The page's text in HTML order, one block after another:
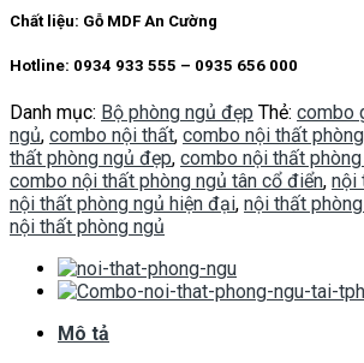
Chất liệu: Gỗ MDF An Cường
Hotline: 0934 933 555 – 0935 656 000
Danh mục: Bộ phòng ngủ đẹp Thẻ: combo
ngủ, combo nội thất, combo nội thất
thất phòng ngủ đẹp, combo nội thất
combo nội thất phòng ngủ tân cổ điển, nội
nội thất phòng ngủ hiện đại, nội thất
nội thất phòng ngủ
Mô tả